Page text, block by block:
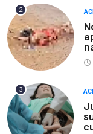
2
3